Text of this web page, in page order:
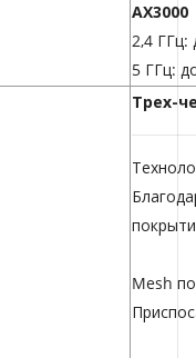
AX3000
2,4 ГГц:
5 ГГц:
Трех-
Mesh